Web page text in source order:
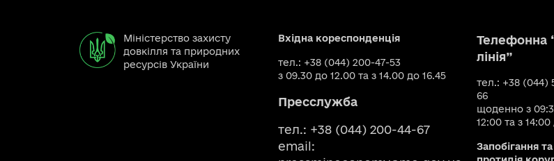
Міністерство захисту
довкілля та природних
ресурсів України
Вхідна кореспонденція
тел.: +38 (044) 200-47-53
з 09.30 до 12.00 та з 14.00 до 16.45
Пресслужба
тел.: +38 (044) 200-44-67
email:
Телефонна
лінія”
тел.: +38 (044)
66
щоденно з
12:00 та з 14:00
Запобігання та